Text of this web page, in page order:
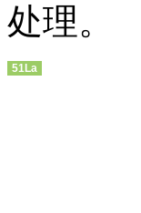
处理。
51La